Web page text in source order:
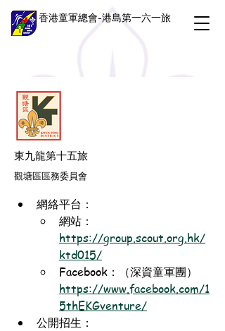
香港童軍總會-港島第一六一旅
東九龍第十五旅
觀塘區區務委員會
網絡平台：
網站：
https://group.scout.org.hk/
ktd015/
Facebook：（深資童軍團）
https://www.facebook.com/1
5thEKGventure/
公開招生：